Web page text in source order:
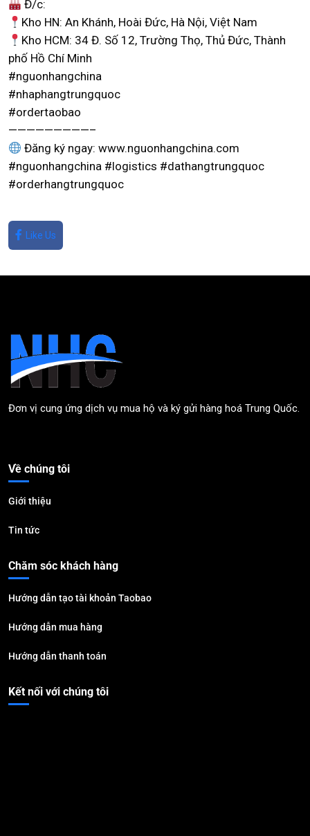
Đ/c:
Kho HN: An Khánh, Hoài Đức, Hà Nội, Việt Nam
Kho HCM: 34 Đ. Số 12, Trường Thọ, Thủ Đức, Thành
phố Hồ Chí Minh
#nguonhangchina
#nhaphangtrungquoc
#ordertaobao
—————————–
Đăng ký ngay: www.nguonhangchina.com
#nguonhangchina #logistics #dathangtrungquoc
#orderhangtrungquoc
Like Us
Đơn vị cung ứng dịch vụ mua hộ và ký gửi hàng hoá Trung Quốc.
Về chúng tôi
Giới thiệu
Tin tức
Chăm sóc khách hàng
Hướng dẫn tạo tài khoản Taobao
Hướng dẫn mua hàng
Hướng dẫn thanh toán
Kết nối với chúng tôi